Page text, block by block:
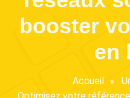
booster
en
Accueil